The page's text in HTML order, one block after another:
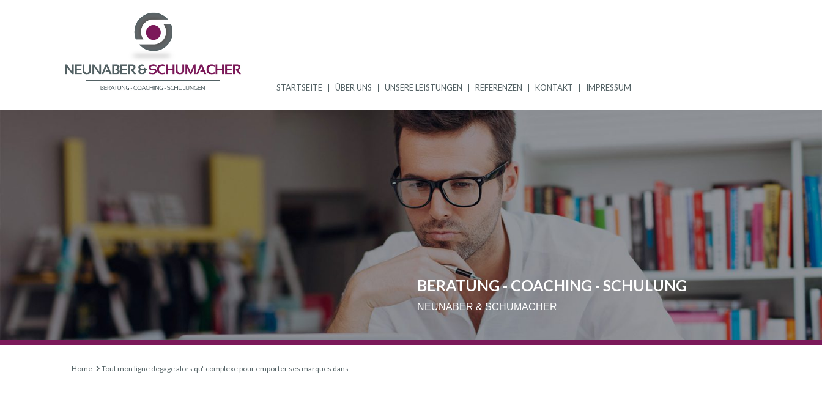
STARTSEITE ÜBER UNS UNSERE LEISTUNGEN REFERENZEN KONTAKT IMPRESSUM
BERATUNG - COACHING - SCHULUNG
NEUNABER & SCHUMACHER
Home Tout mon ligne degage alors qu‘ complexe pour emporter ses marques dans